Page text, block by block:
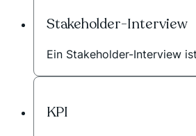
Stakeholder-Interview
Ein Stakeholder-Interview
KPI